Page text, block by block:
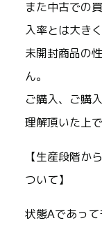
また中古での
入率とは大き
未開封商品の
ん。
ご購入、ご購
理解頂いた上
【生産段階か
ついて】
状態Aであっ